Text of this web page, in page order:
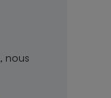
, nous